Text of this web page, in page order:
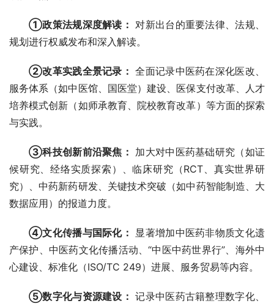
①政策法规深度解读： 对新出台的重要法律、法规、
规划进行权威发布和深入解读。
②改革实践全景记录： 全面记录中医药在深化医改、
服务体系（如中医馆、国医堂）建设、医保支付改革、人才
培养模式创新（如师承教育、院校教育改革）等方面的探索
与实践。
③科技创新前沿聚焦： 加大对中医药基础研究（如证
候研究、经络实质探索）、临床研究（RCT、真实世界研
究）、中药新药研发、关键技术突破（如中药智能制造、大
数据应用）的报道力度。
④文化传播与国际化：
显著增加中医药非物质文化遗
产保护、中医药文化传播活动、“中医中药世界行”、海外中
心建设、标准化（ISO/TC 249）进展、服务贸易等内容。
⑤数字化与资源建设： 记录中医药古籍整理数字化、